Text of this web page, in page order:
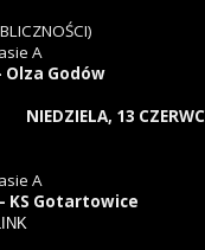
A
Olza Godów
NIEDZIELA, 13
A
KS Gotartowice